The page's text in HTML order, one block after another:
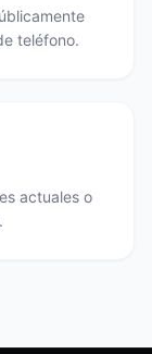
teléfono.
actuales o